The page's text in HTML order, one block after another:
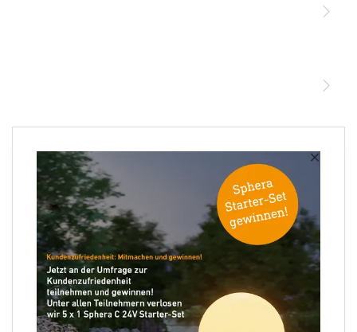
×
Ihre E-Mail Adresse
Folgen Sie uns